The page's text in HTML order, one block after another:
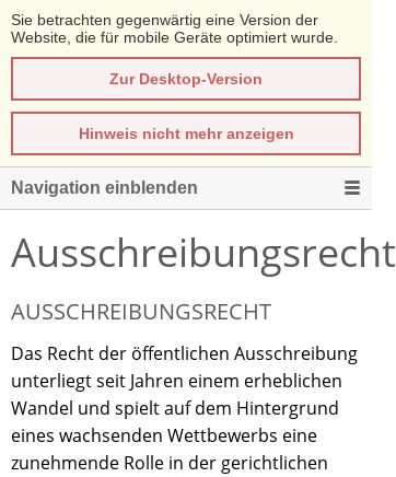
Sie betrachten gegenwärtig eine Version der
Website, die für mobile Geräte optimiert wurde.
Zur Desktop-Version
Hinweis nicht mehr anzeigen
Navigation einblenden
Ausschreibungsrecht
AUSSCHREIBUNGSRECHT
Das Recht der öffentlichen Ausschreibung
unterliegt seit Jahren einem erheblichen
Wandel und spielt auf dem Hintergrund
eines wachsenden Wettbewerbs eine
zunehmende Rolle in der gerichtlichen